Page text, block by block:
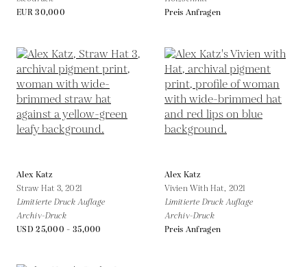
EUR 30,000
Preis Anfragen
Alex Katz
Straw Hat 3,2021
Limitierte Druck Auflage
Archiv-Druck
USD 25,000 - 35,000
Alex Katz
Vivien With Hat, 2021
Limitierte Druck Auflage
Archiv-Druck
Preis Anfragen